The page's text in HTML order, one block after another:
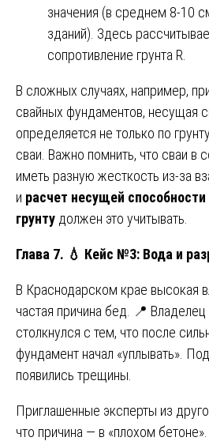
значения (в среднем 8-10
зданий). Здесь
сопротивление грунта R.
В сложных случаях, например,
свайных фундаментов, несущая
определяется не только по
сваи. Важно помнить, что сваи в
иметь разную жесткость из-за
и расчет несущей
грунту должен это учитывать.
Глава 7. 💧 Кейс №3: Вода и
В Краснодарском крае высокая
частая причина бед. 📍 Владелец
столкнулся с тем, что после
фундамент начал «уплывать».
появились трещины.
Приглашенные эксперты из
что причина — в «плохом